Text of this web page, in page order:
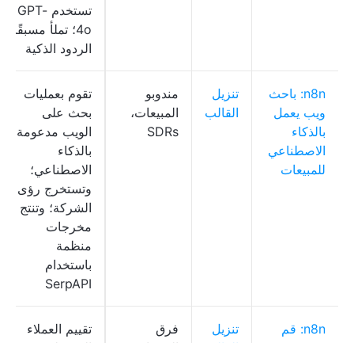
تستخدم GPT-
4o؛ تملأ مسبقًا
الردود الذكية
n8n: باحث
ويب يعمل
بالذكاء
الاصطناعي
للمبيعات
تنزيل
القالب
مندوبو
المبيعات،
SDRs
تقوم بعمليات
بحث على
الويب مدعومة
بالذكاء
الاصطناعي؛
وتستخرج رؤى
الشركة؛ وتنتج
مخرجات
منظمة
باستخدام
SerpAPI
n8n: قم
تنزيل
فرق
تقييم العملاء